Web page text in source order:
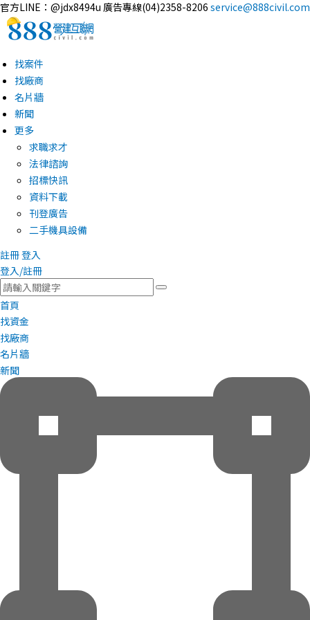
官方LINE：@jdx8494u 廣告專線(04)2358-8206 service@888civil.com
找案件
找廠商
名片牆
新聞
更多
求職求才
法律諮詢
招標快訊
資料下載
刊登廣告
二手機具設備
註冊登入
登入/註冊
首頁
找資金
找廠商
名片牆
新聞